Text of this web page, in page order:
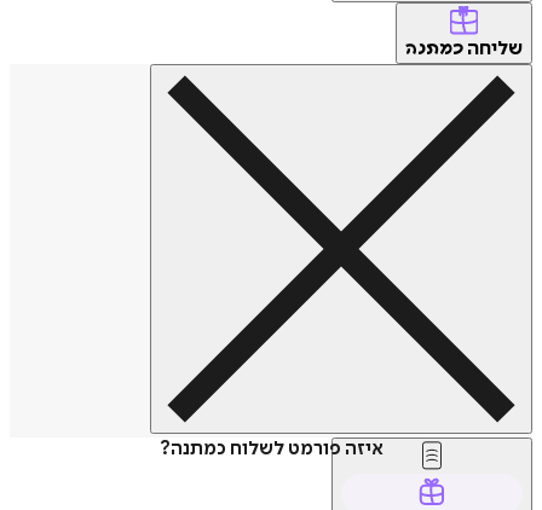
שליחה כמתנה
איזה פורמט לשלוח כמתנה?